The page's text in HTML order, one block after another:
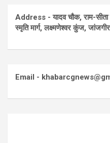
Address - यादव चौक, राम-सीता
स्मृति मार्ग, लक्ष्मणेश्वर कुंज,
Email -